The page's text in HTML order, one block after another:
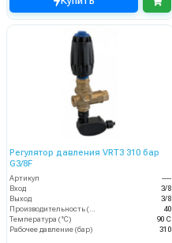
Регулятор давления VRT3 310 бар
G3/8F
Артикул
----
Вход
3/8
Выход
3/8
Производительность (л/мин)
40
Температура (°C)
90 С
Рабочее давление (бар)
310